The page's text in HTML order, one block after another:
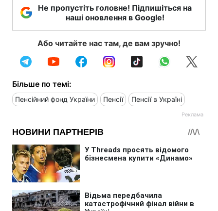
Не пропустіть головне! Підпишіться на
наші оновлення в Google!
Або читайте нас там, де вам зручно!
Більше по темі:
Пенсійний фонд України Пенсії Пенсії в Україні